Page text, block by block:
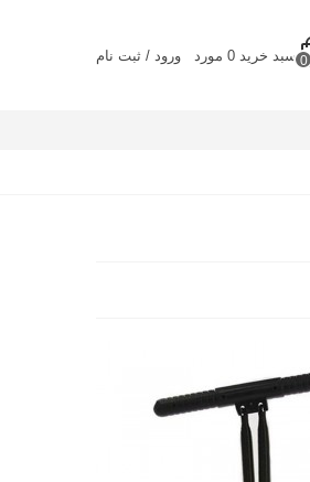
0 سبد خرید 0 مورد ورود / ثبت نام